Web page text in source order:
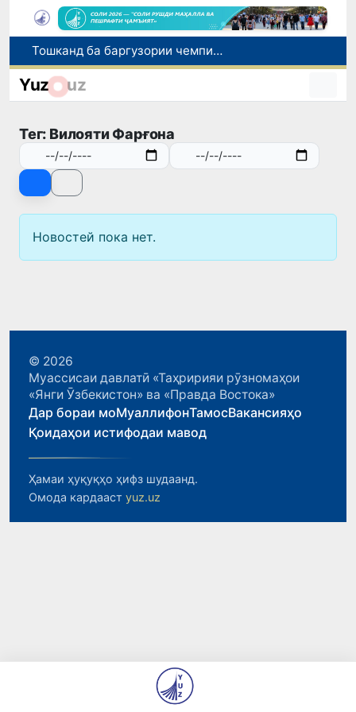
Тошканд ба баргузории чемпионати Осиё оид ба вазнабардорӣ омодагӣ мебинад
Шаҳрвандони Ӯзбекистон метавонанд дар доираи барномаи H-2A ба корҳои мавсимии кишоварзӣ дар ИМА сафарбар шаванд
Дар Қашқадарё анҷумани байналмилалии экологӣ бо иштироки ҷавонон аз нӯҳ кишвар баргузор мешавад
Yuz uz
Тег: Вилояти Фарғона
Новостей пока нет.
© 2026
Муассисаи давлатӣ «Таҳририяи рӯзномаҳои
«Янги Ӯзбекистон» ва «Правда Востока»
Дар бораи моМуаллифонТамосВакансияҳо
Қоидаҳои истифодаи мавод
Ҳамаи ҳуқуқҳо ҳифз шудаанд.
Омода кардааст yuz.uz